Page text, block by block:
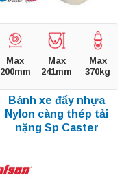
Max
200mm
Max
241mm
Max
370kg
Bánh xe đẩy nhựa
Nylon càng thép tải
nặng Sp Caster